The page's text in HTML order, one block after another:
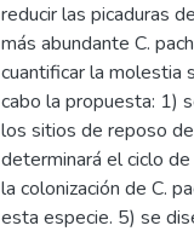
reducir las picaduras
más abundante C.
cuantificar la molestia
cabo la propuesta: 1)
los sitios de reposo
determinará el ciclo
la colonización de C.
esta especie. 5) se